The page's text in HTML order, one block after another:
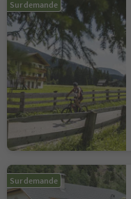
Sur demande
Sur demande